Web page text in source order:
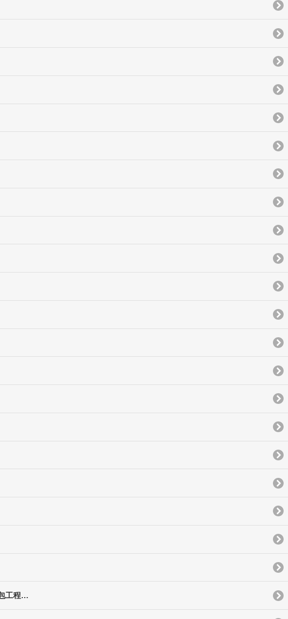
工程…